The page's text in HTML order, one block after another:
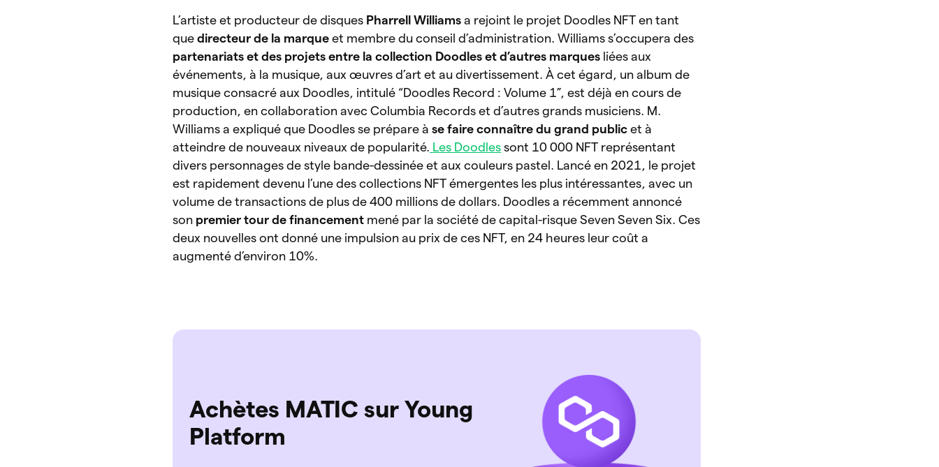
L’artiste et producteur de disques Pharrell Williamsa rejoint le projet Doodles NFT en tant
quedirecteur de la marqueet membre du conseil d’administration. Williams s’occupera des
partenariats et des projets entre la collection Doodles et d’autres marques liées aux
événements, à la musique, aux œuvres d’art et au divertissement. À cet égard, un album de
musique consacré aux Doodles, intitulé “Doodles Record : Volume 1”, est déjà en cours de
production, en collaboration avec Columbia Records et d’autres grands musiciens. M.
Williams a expliqué que Doodles se prépare àse faire connaître du grand publicet à
atteindre de nouveaux niveaux de popularité. Les Doodles sont 10 000 NFT représentant
divers personnages de style bande-dessinée et aux couleurs pastel. Lancé en 2021, le projet
est rapidement devenu l’une des collections NFT émergentes les plus intéressantes, avec un
volume de transactions de plus de 400 millions de dollars. Doodles a récemment annoncé
son premier tour de financement mené par la société de capital-risque Seven Seven Six. Ces
deux nouvelles ont donné une impulsion au prix de ces NFT, en 24 heures leur coût a
augmenté d’environ 10%.
Achètes MATIC sur Young
Platform